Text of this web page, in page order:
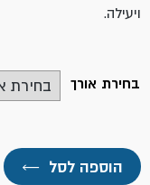
ויעילה.
בחירת אורך
הוספה לסל ←